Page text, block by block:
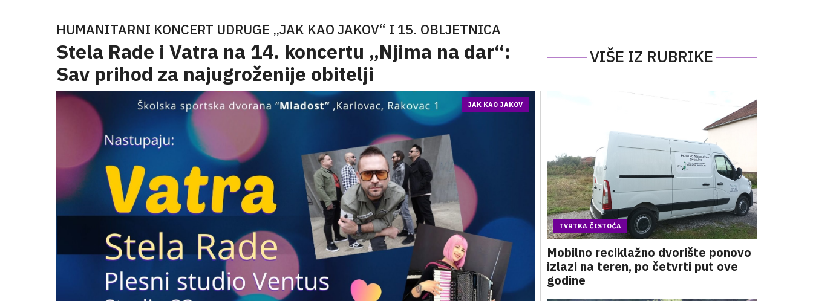
HUMANITARNI KONCERT UDRUGE „JAK KAO JAKOV“ I 15. OBLJETNICA
Stela Rade i Vatra na 14. koncertu „Njima na dar“:
Sav prihod za najugroženije obitelji
VIŠE IZ RUBRIKE
JAK KAO JAKOV
TVRTKA ČISTOĆA
Mobilno reciklažno dvorište ponovo
izlazi na teren, po četvrti put ove
godine